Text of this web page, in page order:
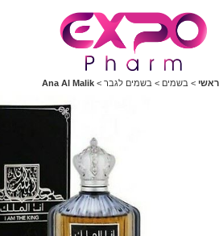
ראשי > בשמים > בשמים לגבר >
Ana Al Malik